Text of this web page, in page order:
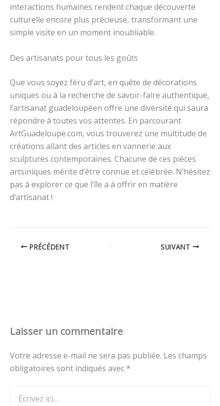
interactions humaines rendent chaque découverte
culturelle encore plus précieuse, transformant une
simple visite en un moment inoubliable.
Des artisanats pour tous les goûts
Que vous soyez féru d’art, en quête de décorations
uniques ou à la recherche de savoir-faire authentique,
l’artisanat guadeloupéen offre une diversité qui saura
répondre à toutes vos attentes. En parcourant
ArtGuadeloupe.com, vous trouverez une multitude de
créations allant des articles en vannerie aux
sculptures contemporaines. Chacune de ces pièces
artsiniques mérite d’être connue et célébrée. N’hésitez
pas à explorer ce que l’île a à offrir en matière
d’artisanat !
PRÉCÉDENT SUIVANT
Laisser un commentaire
Votre adresse e-mail ne sera pas publiée. Les champs
obligatoires sont indiqués avec *
ici…